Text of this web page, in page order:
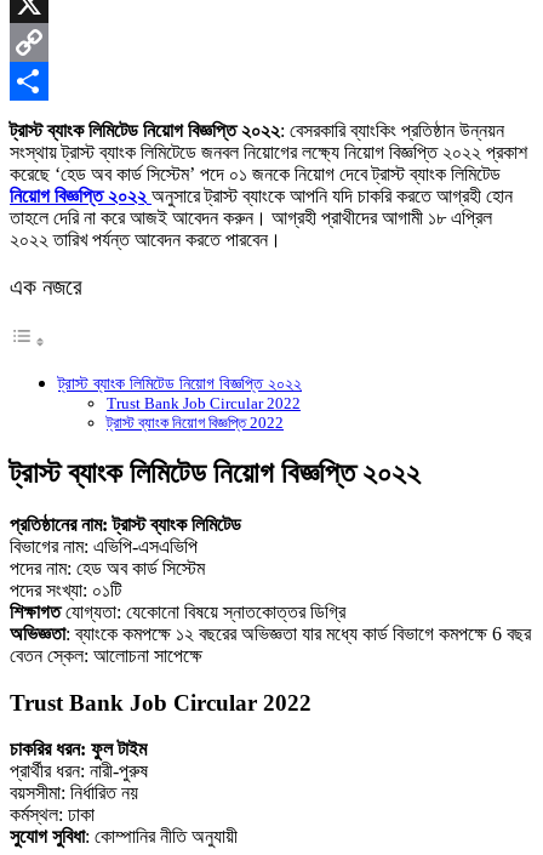
X
Copy
Link
Share
ট্রাস্ট ব্যাংক লিমিটেড নিয়োগ বিজ্ঞপ্তি ২০২২: বেসরকারি ব্যাংকিং প্রতিষ্ঠান উন্নয়ন
সংস্থায় ট্রাস্ট ব্যাংক লিমিটেডে জনবল নিয়োগের লক্ষ্যে নিয়োগ বিজ্ঞপ্তি ২০২২ প্রকাশ
করেছে ‘হেড অব কার্ড সিস্টেম’ পদে ০১ জনকে নিয়োগ দেবে ট্রাস্ট ব্যাংক লিমিটেড
নিয়োগ বিজ্ঞপ্তি ২০২২ অনুসারে ট্রাস্ট ব্যাংকে আপনি যদি চাকরি করতে আগ্রহী হোন
তাহলে দেরি না করে আজই আবেদন করুন। আগ্রহী প্রাথীদের আগামী ১৮ এপ্রিল
২০২২ তারিখ পর্যন্ত আবেদন করতে পারবেন।
এক নজরে
ট্রাস্ট ব্যাংক লিমিটেড নিয়োগ বিজ্ঞপ্তি ২০২২
Trust Bank Job Circular 2022
ট্রাস্ট ব্যাংক নিয়োগ বিজ্ঞপ্তি 2022
ট্রাস্ট ব্যাংক লিমিটেড নিয়োগ বিজ্ঞপ্তি ২০২২
প্রতিষ্ঠানের নাম: ট্রাস্ট ব্যাংক লিমিটেড
বিভাগের নাম: এভিপি-এসএভিপি
পদের নাম: হেড অব কার্ড সিস্টেম
পদের সংখ্যা: ০১টি
শিক্ষাগতযোগ্যতা: যেকোনো বিষয়ে স্নাতকোত্তর ডিগ্রি
অভিজ্ঞতা: ব্যাংকে কমপক্ষে ১২ বছরের অভিজ্ঞতা যার মধ্যে কার্ড বিভাগে কমপক্ষে 6 বছর
বেতন স্কেল: আলোচনা সাপেক্ষে
Trust Bank Job Circular 2022
চাকরির ধরন: ফুল টাইম
প্রার্থীর ধরন: নারী-পুরুষ
বয়সসীমা: নির্ধারিত নয়
কর্মস্থল: ঢাকা
সুযোগ সুবিধা: কোম্পানির নীতি অনুযায়ী